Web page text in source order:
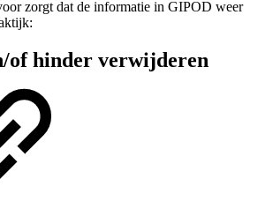
zorgt dat de informatie in GIPOD weer
of hinder verwijderen